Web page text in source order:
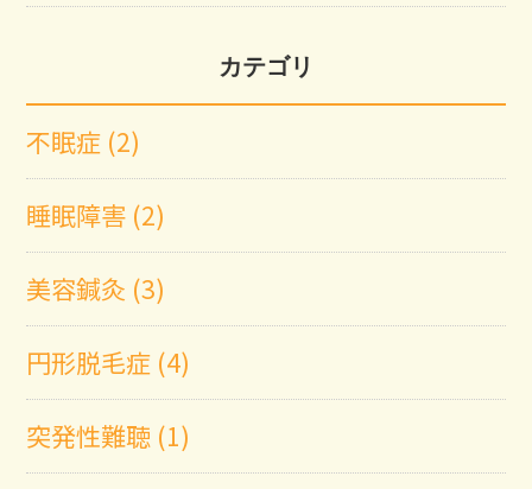
カテゴリ
不眠症 (2)
睡眠障害 (2)
美容鍼灸 (3)
円形脱毛症 (4)
突発性難聴 (1)